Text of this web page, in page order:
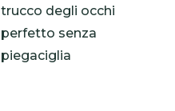
trucco degli occhi
perfetto senza
piegaciglia